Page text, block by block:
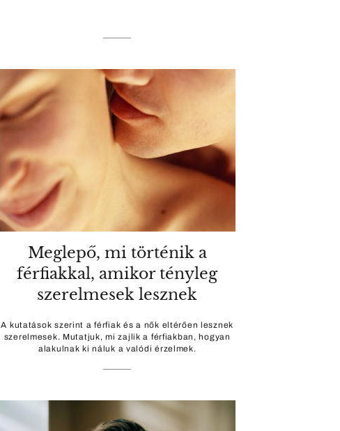
Meglepő, mi történik a
férfiakkal, amikor tényleg
szerelmesek lesznek
A kutatások szerint a férfiak és a nők eltérően lesznek
szerelmesek. Mutatjuk, mi zajlik a férfiakban, hogyan
alakulnak ki náluk a valódi érzelmek.